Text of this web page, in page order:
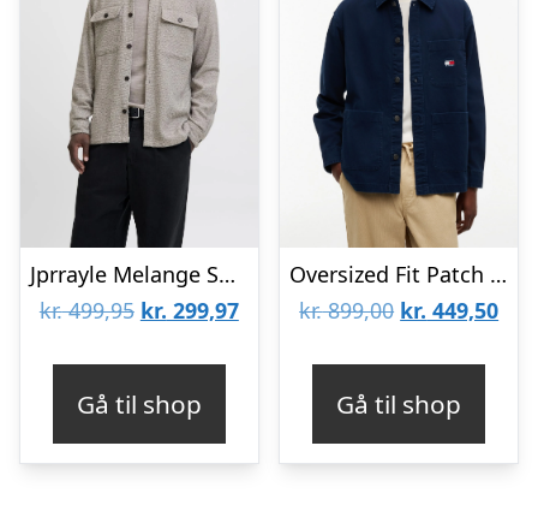
Jprrayle Melange Solid L/S Overshir
kr.499,95 Den
kr. 499,95.
kr. 299,97Den
kr. 299,97.
Gå til shop
Oversized Fit Patch Pocket Overshirt
kr.899,00 Den
kr. 899,00.
kr. 449,50Den
kr.
Gå til shop